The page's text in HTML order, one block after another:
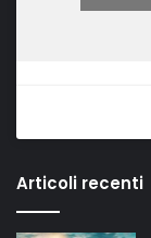
Articoli recenti